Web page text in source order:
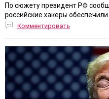
По сюжету президент РФ
российские хакеры
Комментировать